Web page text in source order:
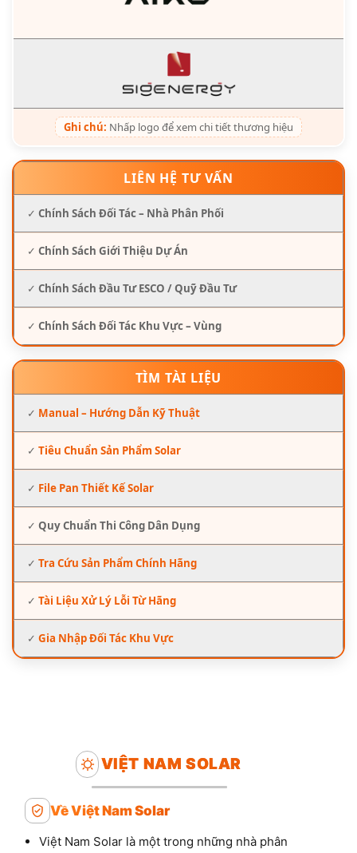
Ghi chú: Nhấp logo để xem chi tiết thương hiệu
LIÊN HỆ TƯ VẤN
✓ Chính Sách Đối Tác – Nhà Phân Phối
✓ Chính Sách Giới Thiệu Dự Án
✓ Chính Sách Đầu Tư ESCO / Quỹ Đầu Tư
✓ Chính Sách Đối Tác Khu Vực – Vùng
TÌM TÀI LIỆU
✓ Manual – Hướng Dẫn Kỹ Thuật
✓ Tiêu Chuẩn Sản Phẩm Solar
✓ File Pan Thiết Kế Solar
✓ Quy Chuẩn Thi Công Dân Dụng
✓ Tra Cứu Sản Phẩm Chính Hãng
✓ Tài Liệu Xử Lý Lỗi Từ Hãng
✓ Gia Nhập Đối Tác Khu Vực
VIỆT NAM SOLAR
Về Việt Nam Solar
Việt Nam Solar là một trong những nhà phân